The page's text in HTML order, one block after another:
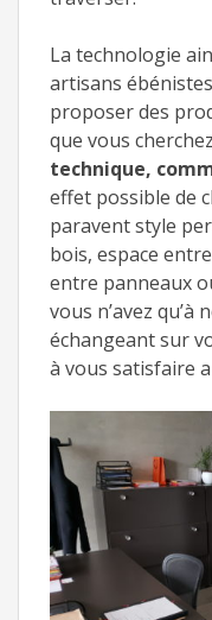
La technologie
artisans
proposer des
que vous
technique,
effet possible de
paravent style
bois, espace
entre panneaux
vous n’avez qu’à
échangeant sur
à vous satisfaire